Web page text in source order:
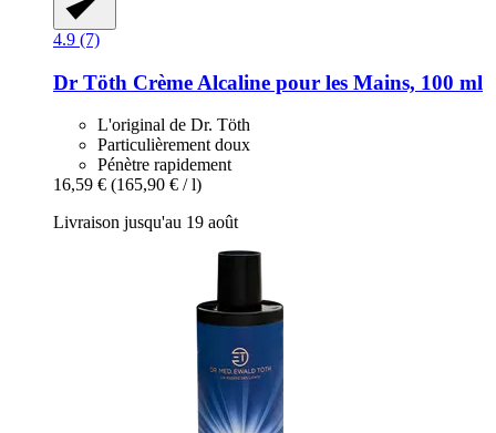
4.9 (7)
Dr Töth Crème Alcaline pour les Mains, 100 ml
L'original de Dr. Töth
Particulièrement doux
Pénètre rapidement
16,59 € (165,90 € / l)
Livraison jusqu'au 19 août